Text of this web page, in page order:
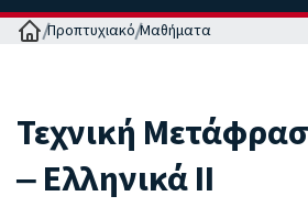
Αρχική
Προπτυχιακό Μαθήματα
Τεχνική
‒ Ελληνικά II